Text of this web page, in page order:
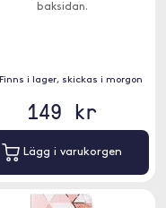
baksidan.
Finns i lager, skickas i morgon
149 kr
Lägg i varukorgen